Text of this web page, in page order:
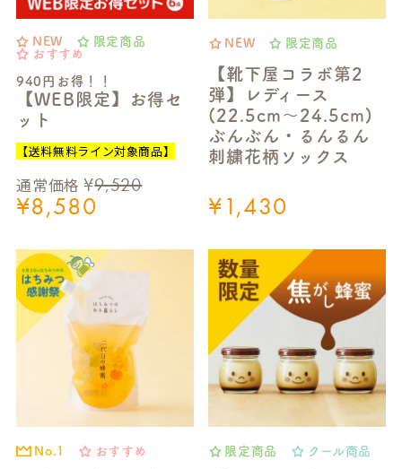
940円お得！！
【WEB限定】お得セ
ット
NEW
限定商品
おすすめ
通常価格 ¥9,520
¥8,580
【送料無料ライン対象商品】
【靴下屋コラボ第2
弾】レディース
(22.5cm～24.5cm)
ぶんぶん・るんるん
刺繍花柄ソックス
NEW 限定商品
¥1,430
No.1 おすすめ 限定商品 クール商品